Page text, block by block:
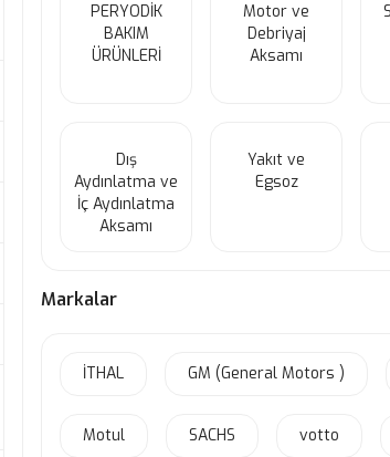
PERYODİK
BAKIM
ÜRÜNLERİ
Motor ve
Debriyaj
Aksamı
Dış
Aydınlatma ve
İç Aydınlatma
Aksamı
Yakıt ve
Egsoz
Markalar
İTHAL GM (General Motors )
Motul SACHS votto